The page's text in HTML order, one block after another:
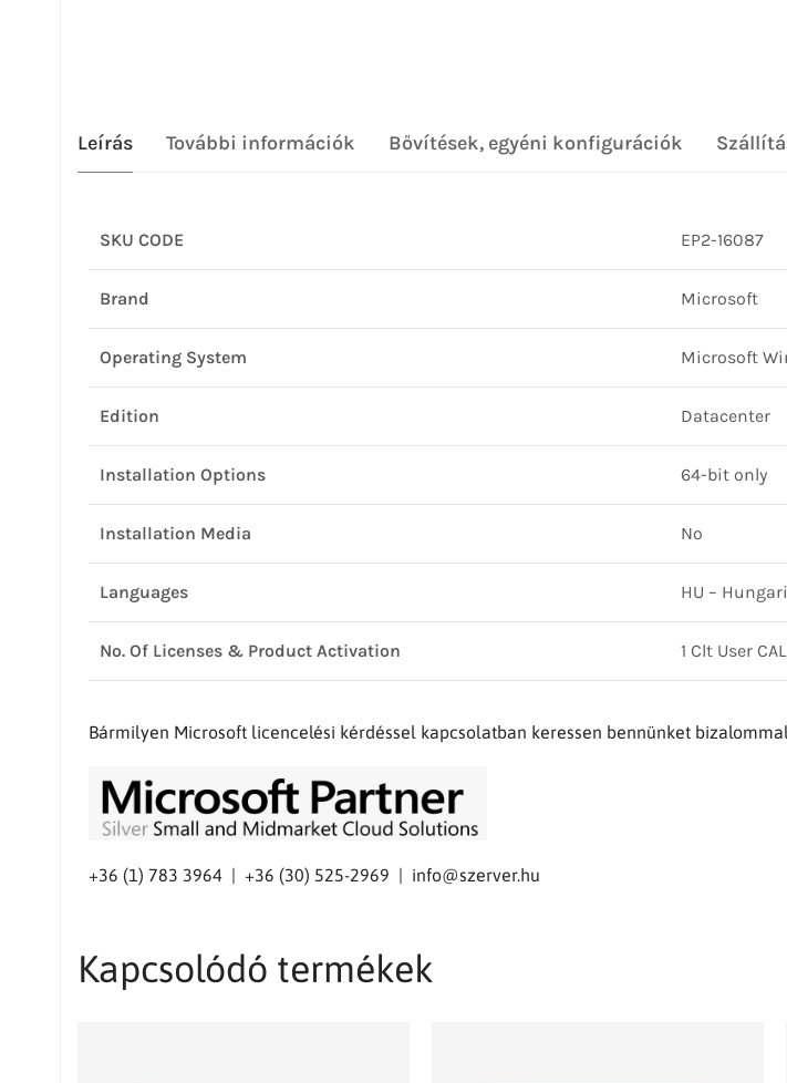
Leírás További információk Bővítések, egyéni konfigurációk
SKU CODE EP2-16087
Brand Microsoft
Operating System Microsoft
Edition Datacenter
Installation Options 64-bit only
Installation Media No
Languages HU –
No. Of Licenses & Product Activation 1 Clt User CAL
Bármilyen Microsoft licencelési kérdéssel kapcsolatban keressen bennünket
+36 (1) 783 3964 | +36 (30) 525-2969 | info@szerver.hu
Kapcsolódó termékek